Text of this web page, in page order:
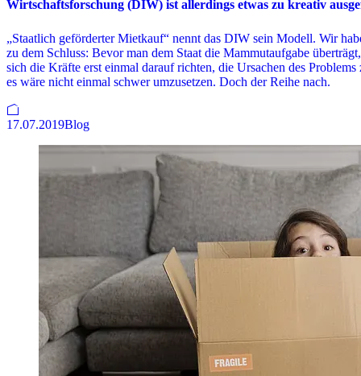
Wirtschaftsforschung (DIW) ist allerdings etwas zu kreativ
„Staatlich geförderter Mietkauf“ nennt das DIW sein Modell. Wir
zu dem Schluss: Bevor man dem Staat die Mammutaufgabe
sich die Kräfte erst einmal darauf richten, die Ursachen des
es wäre nicht einmal schwer umzusetzen. Doch der Reihe nach.
17.07.2019Blog